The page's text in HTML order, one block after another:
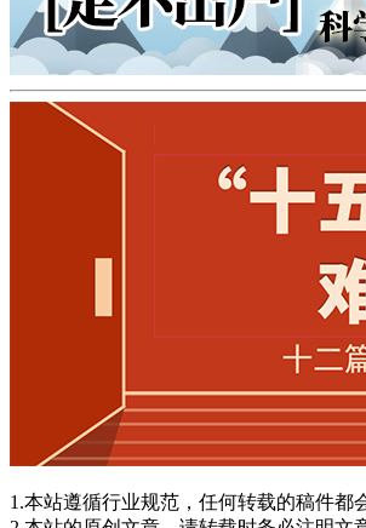
1.本站遵循行业规范，任何转载的稿件都